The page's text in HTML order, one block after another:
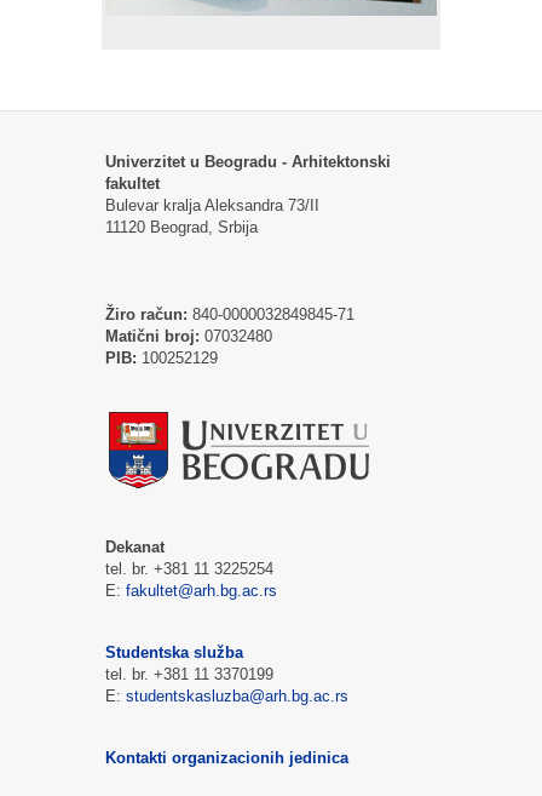
Univerzitet u Beogradu - Arhitektonski
fakultet
Bulevar kralja Aleksandra 73/II
11120 Beograd, Srbija
Žiro račun: 840-0000032849845-71
Matični broj: 07032480
PIB: 100252129
Dekanat
tel. br. +381 11 3225254
E: fakultet@arh.bg.ac.rs
Studentska služba
tel. br. +381 11 3370199
E: studentskasluzba@arh.bg.ac.rs
Kontakti organizacionih jedinica